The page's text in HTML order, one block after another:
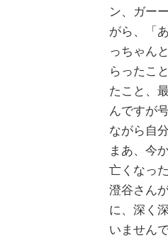
ン、ガー
がら、「
っちゃん
らったこ
たこと、
んですが
ながら自
まあ、今
亡くなっ
澄谷さん
に、深く
いません